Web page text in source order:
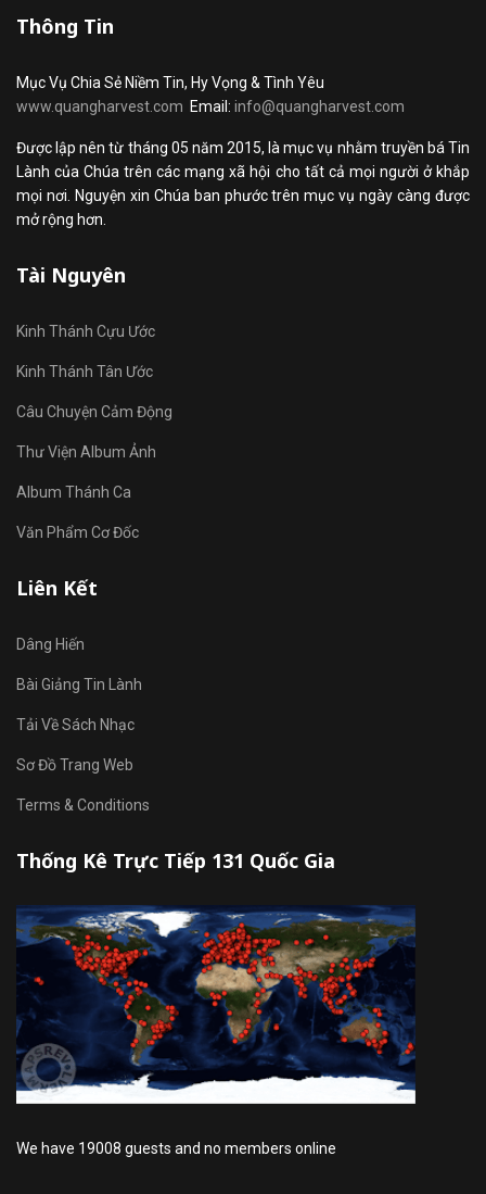
Thông Tin
Mục Vụ Chia Sẻ Niềm Tin, Hy Vọng & Tình Yêu
www.quangharvest.com Email: info@quangharvest.com
Được lập nên từ tháng 05 năm 2015, là mục vụ nhằm truyền bá Tin
Lành của Chúa trên các mạng xã hội cho tất cả mọi người ở khắp
mọi nơi. Nguyện xin Chúa ban phước trên mục vụ ngày càng được
mở rộng hơn.
Tài Nguyên
Kinh Thánh Cựu Ước
Kinh Thánh Tân Ước
Câu Chuyện Cảm Động
Thư Viện Album Ảnh
Album Thánh Ca
Văn Phẩm Cơ Đốc
Liên Kết
Dâng Hiến
Bài Giảng Tin Lành
Tải Về Sách Nhạc
Sơ Đồ Trang Web
Terms & Conditions
Thống Kê Trực Tiếp 131 Quốc Gia
We have 19008 guests and no members online